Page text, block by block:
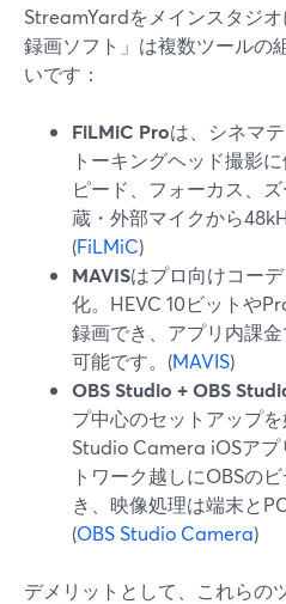
StreamYardをメインスタジ
録画ソフト」は複数ツールの
いです：
FiLMiC Proは、シネマ
トーキングヘッド撮影
ピード、フォーカス、
蔵・外部マイクから
(FiLMiC)
MAVISはプロ向けコー
化。HEVC 10ビットや
録画でき、アプリ内課
可能です。(MAVIS)
OBS Studio + OBS
プ中心のセットアップ
Studio Camera iOSアプ
トワーク越しにOBSの
き、映像処理は端末と
(OBS Studio Camera)
デメリットとして、これらの